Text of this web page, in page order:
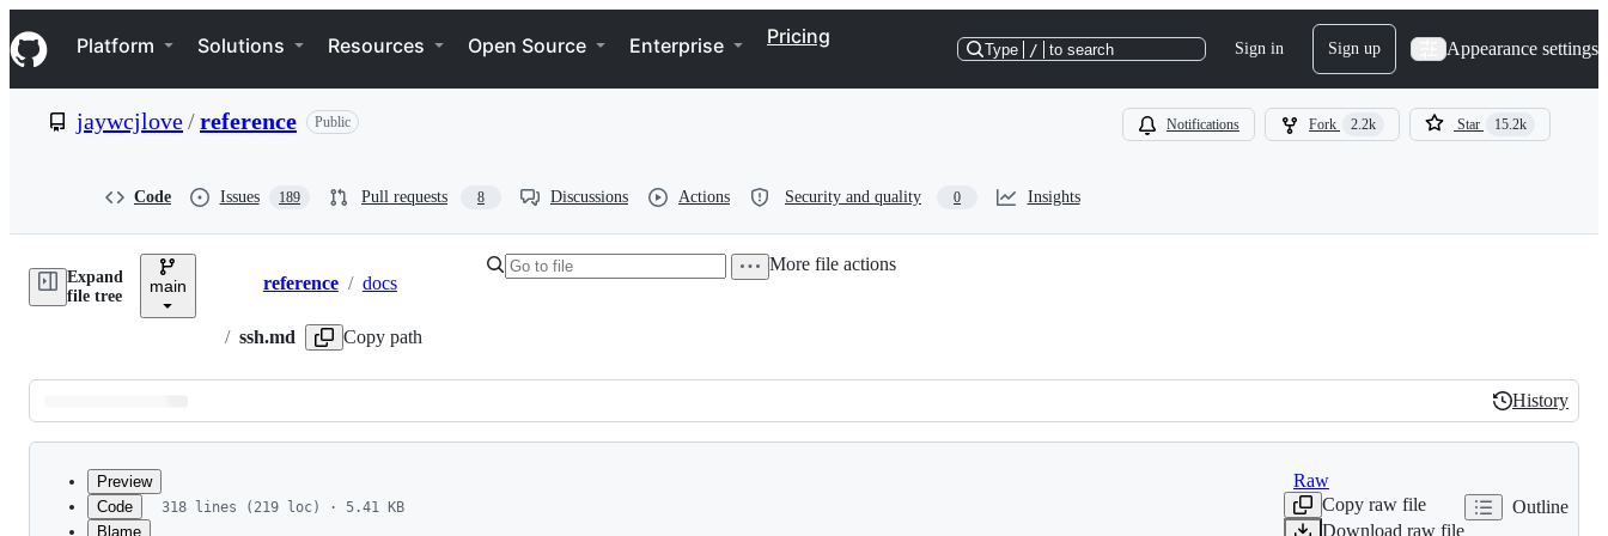
k
i
p
e
Navigation Menu
Platform Solutions Resources Open Source Enterprise Pricing
Type / to search Sign in Sign up Appearance settings
jaywcjlove/reference Public Notifications Fork 2.2k Star 15.2k
Code Issues 189 Pull requests 8 Discussions Actions Security and quality 0 Insights
Expand
file tree
main Breadcrumbs
reference / docs
/ ssh.md Copy path
More file actions
Latest
commit
History
History
Preview
Code
Blame
318 lines (219 loc) · 5.41 KB
Raw
Copy raw file
Download raw file
Outline